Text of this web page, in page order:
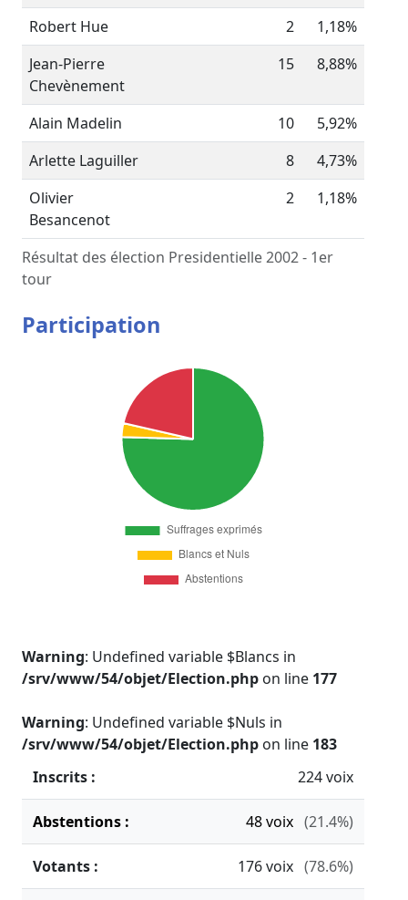
Résultat des élection Presidentielle 2002 - 1er
tour
Robert Hue 2
1,18%
Jean-Pierre
Chevènement
15 8,88%
Alain Madelin 10
5,92%
Arlette Laguiller
8
4,73%
Olivier
Besancenot
2 1,18%
Participation
Warning: Undefined variable $Blancs in
/srv/www/54/objet/Election.php on line 177
Warning: Undefined variable $Nuls in
/srv/www/54/objet/Election.php on line 183
Inscrits :
224 voix
Abstentions : 48voix (21.4%)
Votants : 176voix (78.6%)